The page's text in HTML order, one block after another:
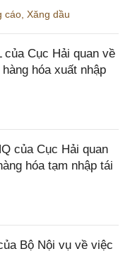
cáo Xăng dầu
của Cục Hải quan về
hóa xuất nhập
của Cục Hải quan
hóa tạm nhập tái
Bộ Nội vụ về việc